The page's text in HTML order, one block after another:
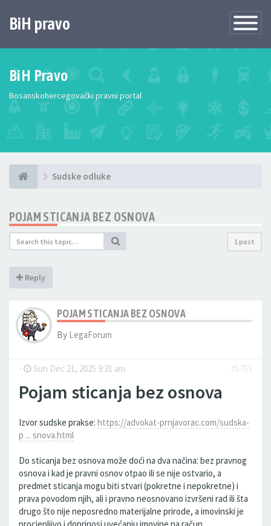
Toggle
BiH pravo
BiH Pravo
Bosanskohercegovački pravni portal
Sudske odluke
POJAM STICANJA BEZ OSNOVA
1 post
Reply
POJAM STICANJA BEZ OSNOVA
By LegaForum
- Sun Dec 21, 2025 9:21 am #5753
Pojam sticanja bez osnova
Izvor sudske prakse: https://advokat-prnjavorac.com/sudska-
p ... snova.html
Do sticanja bez osnova može doći na dva načina: bez pravnog
osnova i kad je pravni osnov otpao ili se nije ostvario, a
predmet sticanja mogu biti stvari (pokretne i nepokretne) i
prava povodom njih, ali i pravno neosnovano izvršeni rad ili šta
drugo što nije neposredno materijalne prirode, a imovinski je